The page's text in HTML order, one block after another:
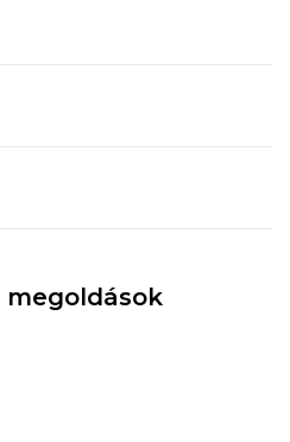
megoldások